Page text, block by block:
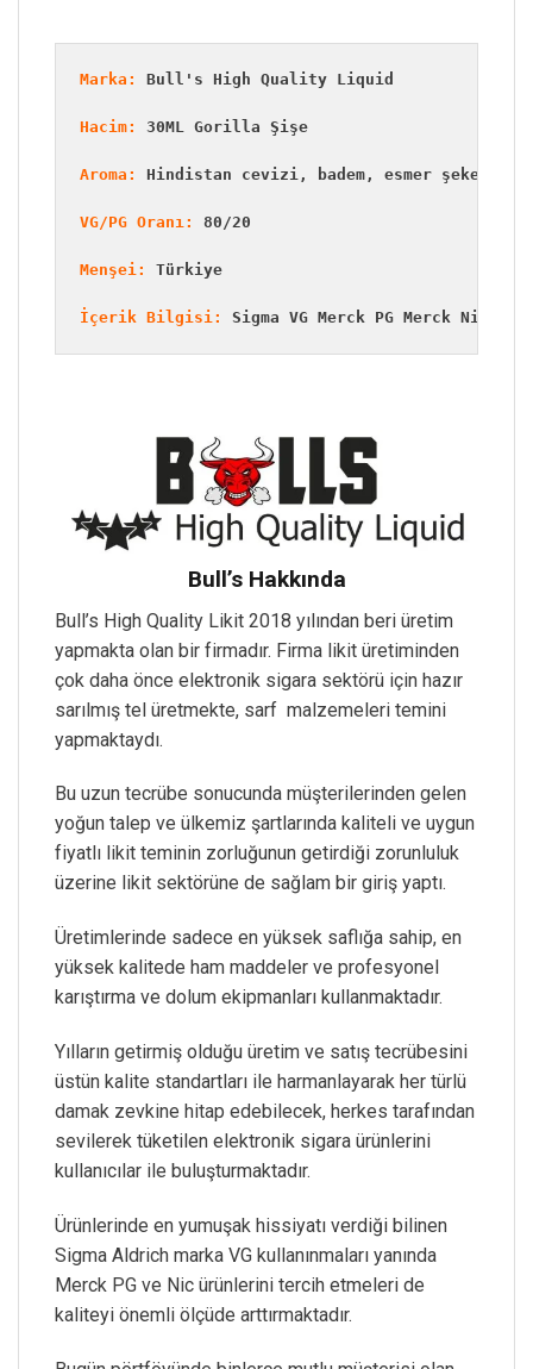
Marka: Bull's High Quality Liquid
Hacim: 30ML Gorilla Şişe
Aroma: Hindistan cevizi, badem, esmer şeker,
VG/PG Oranı: 80/20
Menşei: Türkiye
İçerik Bilgisi: Sigma VG Merck PG Merck Nic
Bull’s Hakkında
Bull’s High Quality Likit 2018 yılından beri üretim
yapmakta olan bir firmadır. Firma likit üretiminden
çok daha önce elektronik sigara sektörü için hazır
sarılmış tel üretmekte, sarf malzemeleri temini
yapmaktaydı.
Bu uzun tecrübe sonucunda müşterilerinden gelen
yoğun talep ve ülkemiz şartlarında kaliteli ve uygun
fiyatlı likit teminin zorluğunun getirdiği zorunluluk
üzerine likit sektörüne de sağlam bir giriş yaptı.
Üretimlerinde sadece en yüksek saflığa sahip, en
yüksek kalitede ham maddeler ve profesyonel
karıştırma ve dolum ekipmanları kullanmaktadır.
Yılların getirmiş olduğu üretim ve satış tecrübesini
üstün kalite standartları ile harmanlayarak her türlü
damak zevkine hitap edebilecek, herkes tarafından
sevilerek tüketilen elektronik sigara ürünlerini
kullanıcılar ile buluşturmaktadır.
Ürünlerinde en yumuşak hissiyatı verdiği bilinen
Sigma Aldrich marka VG kullanınmaları yanında
Merck PG ve Nic ürünlerini tercih etmeleri de
kaliteyi önemli ölçüde arttırmaktadır.